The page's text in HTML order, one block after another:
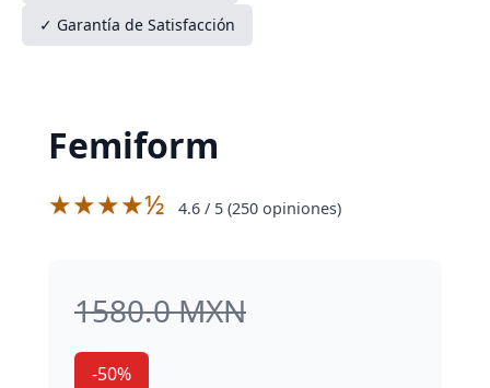
✓ Garantía de Satisfacción
Femiform
★★★★½ 4.6 / 5 (250 opiniones)
1580.0 MXN
-50%